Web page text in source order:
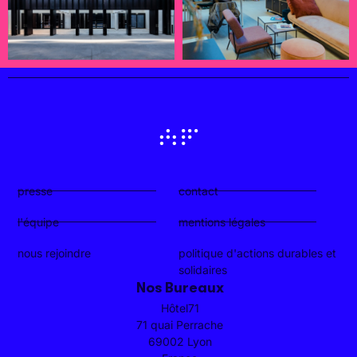
presse
l'équipe
nous rejoindre
contact
mentions légales
politique d'actions durables et
solidaires
Nos Bureaux
Hôtel71
71 quai Perrache
69002 Lyon